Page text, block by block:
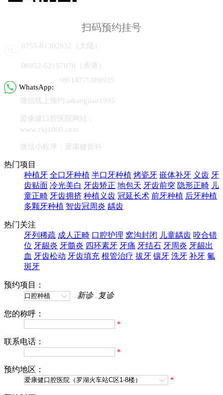
扫码预约挂号
0755-61302632（大陆）
00852-62157070（香港）
WhatsApp:
+8614775988935
微信线上预约:aikangjian1995
爱康健口腔医院网站：
www.ckj1000.com
微信小程序：爱康健齿科
热门项目
种植牙 全口牙种植 半口牙种植 烤瓷牙 嵌体补牙 义齿 牙
齿贴面 冷光美白 牙齿矫正 地包天 牙齿前突 隐形正畸 儿
童正畸 牙齿拥挤 种植义齿 冠延长术 前牙种植 后牙种植
多颗牙种植 智齿冠周炎 龋齿
热门关注
牙列稀疏 成人正畸 口腔护理 窝沟封闭 儿童龋齿 咬合错
位 牙龈炎 牙髓炎 四环素牙 牙痛 牙结石 牙周炎 牙龈出
血 牙齿松动 牙齿填充 根管治疗 拔牙 镶牙 洗牙 补牙 氟
斑牙
预约项目：
新诊
复诊
您的称呼：
*
联系电话：
*
预约地区：
*